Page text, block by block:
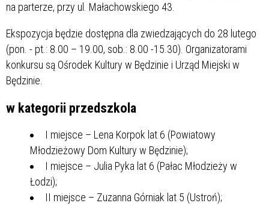
na parterze, przy ul. Małachowskiego 43.
Ekspozycja będzie dostępna dla zwiedzających do 28 lutego
(pon. - pt.: 8.00 – 19.00, sob.: 8.00 -15.30). Organizatorami
konkursu są Ośrodek Kultury w Będzinie i Urząd Miejski w
Będzinie.
w kategorii przedszkola
I miejsce – Lena Korpok lat 6 (Powiatowy
Młodzieżowy Dom Kultury w Będzinie);
I miejsce – Julia Pyka lat 6 (Pałac Młodzieży w
Łodzi);
II miejsce – Zuzanna Górniak lat 5 (Ustroń);